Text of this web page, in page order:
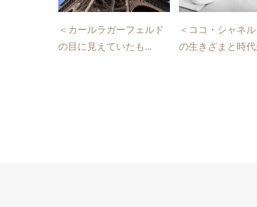
＜カールラガーフェルド
の目に見えていたも...
＜ココ・シャネル
の生きざまと時代